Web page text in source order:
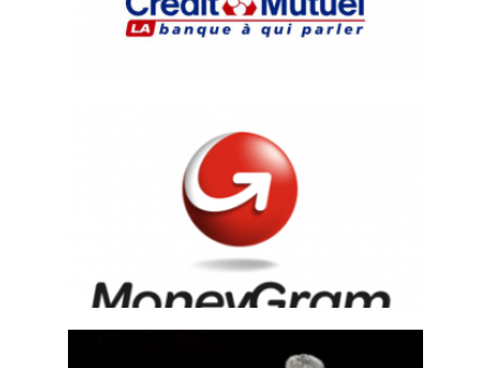
Crédit Mutuel 500
Choristes
Pub-conseillère,Publicité,Voix off Radio, Tv